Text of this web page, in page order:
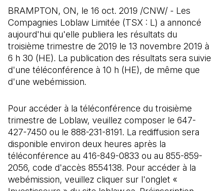
BRAMPTON, ON, le 16 oct. 2019 /CNW/ - Les
Compagnies Loblaw Limitée (TSX : L) a annoncé
aujourd'hui qu'elle publiera les résultats du
troisième trimestre de 2019 le 13 novembre 2019 à
6 h 30 (HE). La publication des résultats sera suivie
d'une téléconférence à 10 h (HE), de même que
d'une webémission.
Pour accéder à la téléconférence du troisième
trimestre de Loblaw, veuillez composer le 647-
427-7450 ou le 888-231-8191. La rediffusion sera
disponible environ deux heures après la
téléconférence au 416-849-0833 ou au 855-859-
2056, code d'accès 8554138. Pour accéder à la
webémission, veuillez cliquer sur l'onglet «